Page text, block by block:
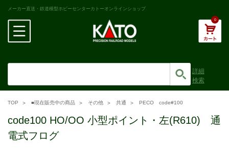
メーカー直送・鉄道模型ホビーセンターカトーオンラインショップ
0
詳細
検索
TOP ■現在販売中の商品 その他 共通 PECO code#100
code100 HO/OO 小型ポイント・左(R610) 通
電式フログ